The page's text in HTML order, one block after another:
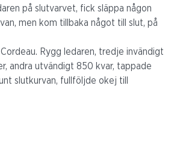
på slutvarvet, fick släppa någon
men kom tillbaka något till slut, på
Cordeau. Rygg ledaren, tredje invändigt
andra utvändigt 850 kvar, tappade
slutkurvan, fullföljde okej till